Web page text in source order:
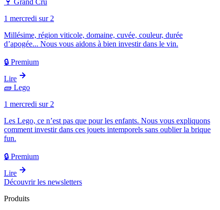
1 mercredi sur 2
Millésime, région viticole, domaine, cuvée, couleur, durée
d’apogée... Nous vous aidons à bien investir dans le vin.
🔒 Premium
Lire
🧱 Lego
1 mercredi sur 2
Les Lego, ce n’est pas que pour les enfants. Nous vous expliquons
comment investir dans ces jouets intemporels sans oublier la brique
fun.
🔒 Premium
Lire
Découvrir les newsletters
Produits